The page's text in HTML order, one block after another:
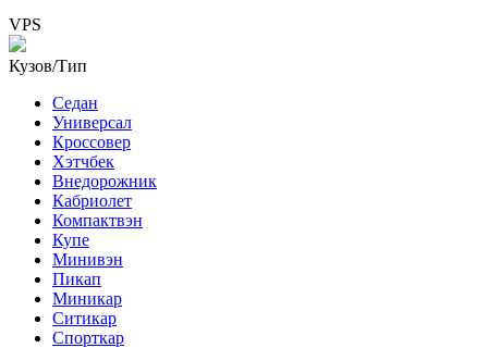
VPS
Кузов/Тип
Седан
Универсал
Кроссовер
Хэтчбек
Внедорожник
Кабриолет
Компактвэн
Купе
Минивэн
Пикап
Миникар
Ситикар
Спорткар